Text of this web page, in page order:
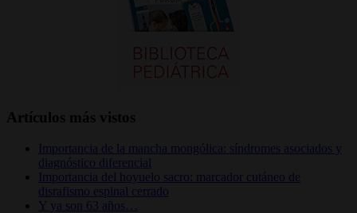
Artículos más vistos
Importancia de la mancha mongólica: síndromes asociados y
diagnóstico diferencial
Importancia del hoyuelo sacro: marcador cutáneo de
disrafismo espinal cerrado
Y ya son 63 años…